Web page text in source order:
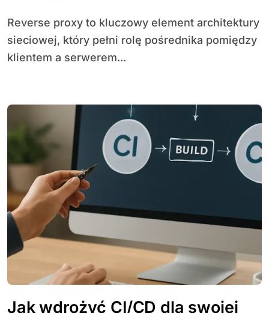
Reverse proxy to kluczowy element architektury
sieciowej, który pełni rolę pośrednika pomiędzy
klientem a serwerem...
Jak wdrożyć CI/CD dla swojej